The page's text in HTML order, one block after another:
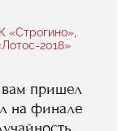
«Строгино»,
2018»
вам пришел
на финале